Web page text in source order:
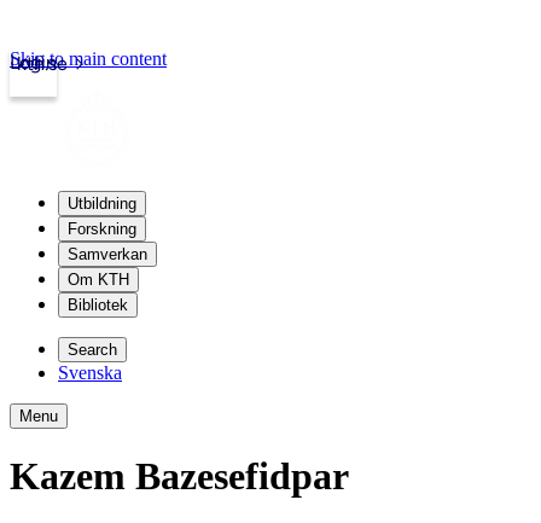
kth.se
Login
Skip to main content
Utbildning
Forskning
Samverkan
Om KTH
Bibliotek
Search
Svenska
Menu
Kazem Bazesefidpar